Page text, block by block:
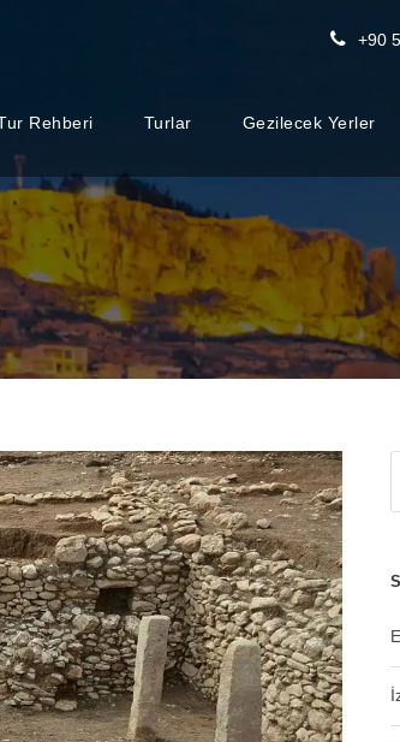
+90
Rehberi Turlar Gezilecek Yerler